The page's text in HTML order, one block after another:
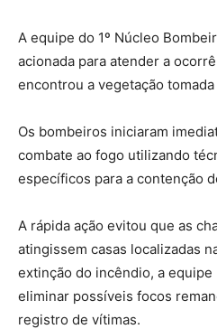
A equipe do 1º Núcleo
acionada para atender a
encontrou a vegetação
Os bombeiros iniciaram
combate ao fogo utilizando
específicos para a contenção
A rápida ação evitou que as
atingissem casas localizadas
extinção do incêndio, a
eliminar possíveis focos
registro de vítimas.